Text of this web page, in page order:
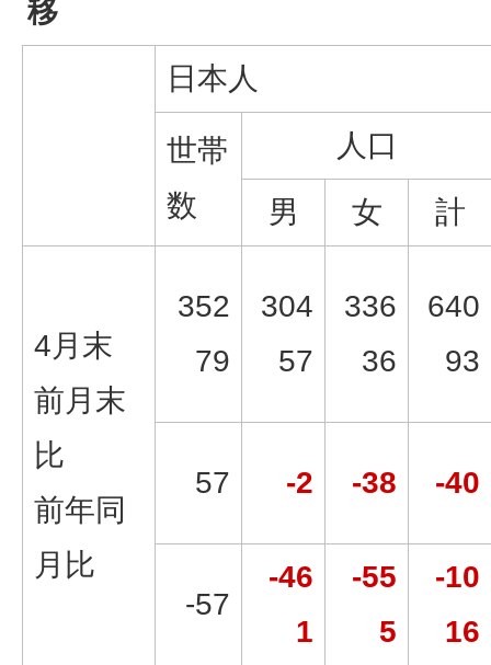
移
日本人
世帯
数
人口
男
女 計
4月末
前月末
比
前年同
月比
352
79
304
57
336
36
640
93
57 -2 -38 -40
-57
-46
1
-55
5
-10
16